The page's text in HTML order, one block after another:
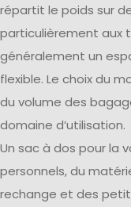
répartit le poids sur
particulièrement aux
généralement un
flexible. Le choix du
du volume des
domaine d’utilisation.
Un sac à dos pour la
personnels, du
rechange et des